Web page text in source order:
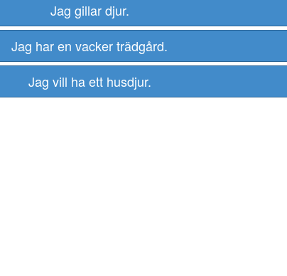
Jag gillar djur.
Jag har en vacker trädgård.
Jag vill ha ett husdjur.